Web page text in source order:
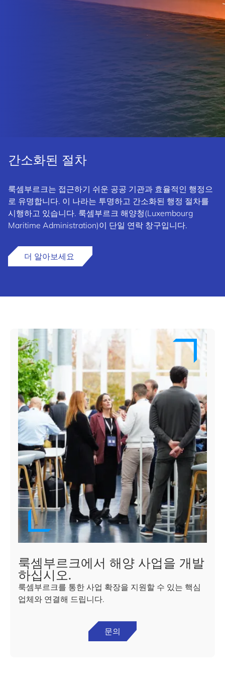
간소화된 절차
룩셈부르크는 접근하기 쉬운 공공 기관과 효율적인 행정으
로 유명합니다. 이 나라는 투명하고 간소화된 행정 절차를
시행하고 있습니다. 룩셈부르크 해양청(Luxembourg
Maritime Administration)이 단일 연락 창구입니다.
더 알아보세요
룩셈부르크에서 해양 사업을 개발
하십시오.
룩셈부르크를 통한 사업 확장을 지원할 수 있는 핵심
업체와 연결해 드립니다.
문의